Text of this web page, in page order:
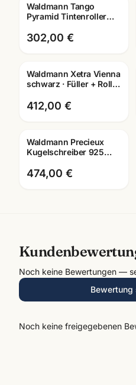
Gravur
Waldmann Tango
Pyramid Tintenroller
Ruthenium · 4682
302,00 €
Gravur
Waldmann Xetra Vienna
schwarz · Füller + Roller
Mannheim
412,00 €
Gravur
Waldmann Precieux
Kugelschreiber 925
Luxus-Schreibgerät
474,00 €
Noch keine Bewertungen —
Bewertung
Noch keine freigegebenen